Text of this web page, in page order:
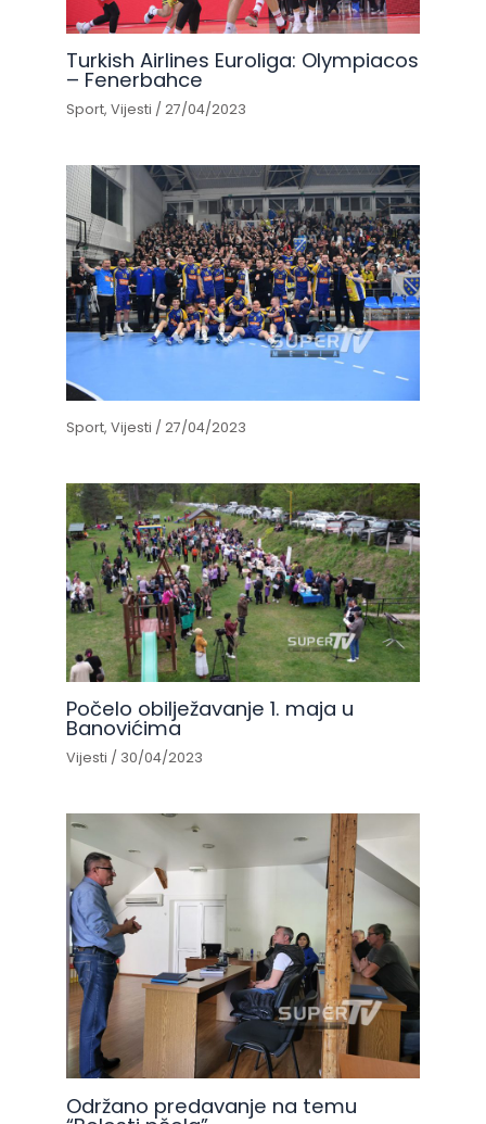
Turkish Airlines Euroliga: Olympiacos
– Fenerbahce
Sport,Vijesti /27/04/2023
Sport,Vijesti /27/04/2023
Počelo obilježavanje 1. maja u
Banovićima
Vijesti / 30/04/2023
Održano predavanje na temu